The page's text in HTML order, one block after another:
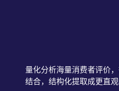
量化分析海量消费者评价
结合，结构化提取成更直